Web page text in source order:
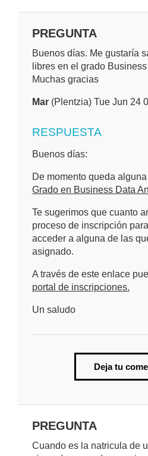
PREGUNTA
Buenos días. Me gustaría
libres en el grado
Muchas gracias
Mar (Plentzia) Tue Jun 24
RESPUESTA
Buenos días:
De momento queda
Grado en Business Data
Te sugerimos que cuanto
proceso de inscripción
acceder a alguna de las
asignado.
A través de este enlace
portal de inscripciones.
Un saludo
Deja tu
PREGUNTA
Cuando es la natricula de